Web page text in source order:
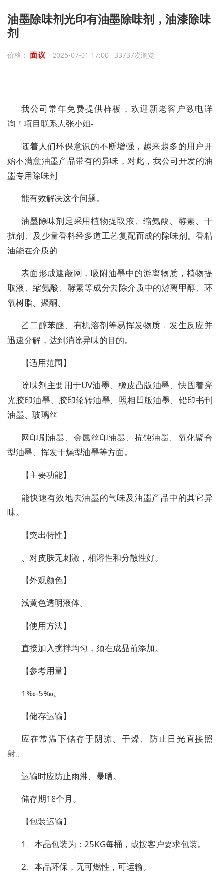
油墨除味剂光印有油墨除味剂，油漆除味
剂
价格： 面议 2025-07-01 17:00 33737次浏览
我公司常年免费提供样板，欢迎新老客户致电详
询！项目联系人张小姐-
随着人们环保意识的不断增强，越来越多的用户开
始不满意油墨产品带有的异味，对此，我公司开发的油
墨专用除味剂
能有效解决这个问题。
油墨除味剂是采用植物提取液、缩氨酸、酵素、干
扰剂、及少量香料经多道工艺复配而成的除味剂。香精
油能在介质的
表面形成遮蔽网，吸附油墨中的游离物质，植物提
取液、缩氨酸、酵素等成分去除介质中的游离甲醇、环
氧树脂、聚酮、
乙二醇苯醚、有机溶剂等易挥发物质，发生反应并
迅速分解，达到消除异味的目的。
【适用范围】
除味剂主要用于UV油墨、橡皮凸版油墨、快固着亮
光胶印油墨、胶印轮转油墨、照相凹版油墨、铅印书刊
油墨、玻璃丝
网印刷油墨、金属丝印油墨、抗蚀油墨、氧化聚合
型油墨、挥发干燥型油墨等方面。
【主要功能】
能快速有效地去油墨的气味及油墨产品中的其它异
味。
【突出特性】
、对皮肤无刺激，相溶性和分散性好。
【外观颜色】
浅黄色透明液体。
【使用方法】
直接加入搅拌均匀，须在成品前添加。
【参考用量】
1‰-5‰。
【储存运输】
应在常温下储存于阴凉、干燥、防止日光直接照
射。
运输时应防止雨淋、暴晒。
储存期18个月。
【包装运输】
1、本品包装为：25KG每桶，或按客户要求包装。
2、本品环保，无可燃性，可运输。